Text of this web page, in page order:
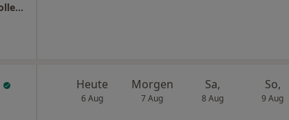
Zahnarztpraxis Dr.med.dent. Uwe Walker und Kollegen
Heute
6 Aug
Morgen
7 Aug
Sa,
8 Aug
So,
9 Aug